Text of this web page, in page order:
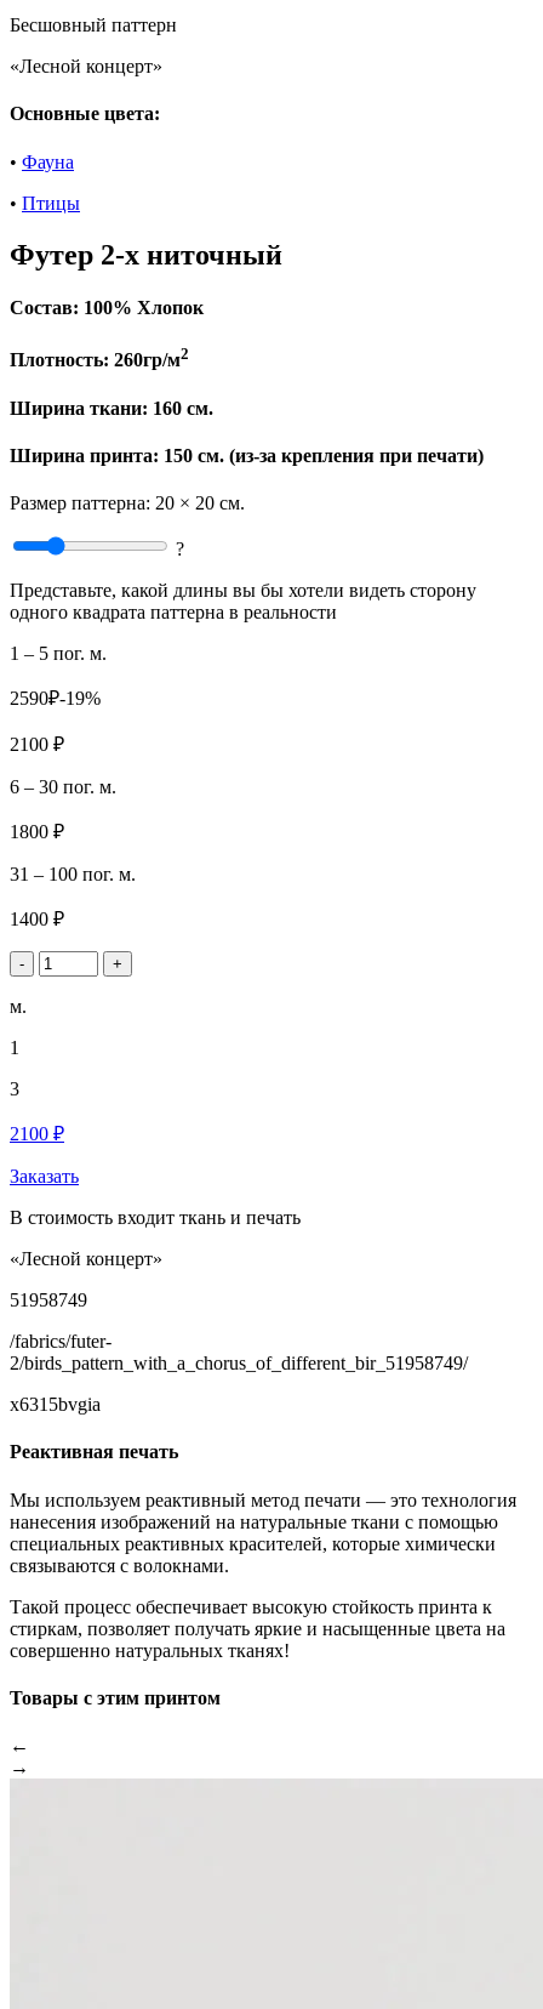
Бесшовный паттерн
«Лесной концерт»
Основные цвета:
• Фауна
• Птицы
Футер 2-х ниточный
Состав: 100% Хлопок
Плотность: 260гр/м2
Ширина ткани: 160 см.
Ширина принта: 150 см. (из-за крепления при печати)
Размер паттерна: 20 × 20 см.
?
Представьте, какой длины вы бы хотели видеть сторону
одного квадрата паттерна в реальности
1 – 5 пог. м.
2590₽-19%
2100 ₽
6 – 30 пог. м.
1800 ₽
31 – 100 пог. м.
1400 ₽
- +
м.
1
3
2100 ₽
Заказать
В стоимость входит ткань и печать
«Лесной концерт»
51958749
/fabrics/futer-
2/birds_pattern_with_a_chorus_of_different_bir_51958749/
x6315bvgia
Реактивная печать
Мы используем реактивный метод печати — это технология
нанесения изображений на натуральные ткани с помощью
специальных реактивных красителей, которые химически
связываются с волокнами.
Такой процесс обеспечивает высокую стойкость принта к
стиркам, позволяет получать яркие и насыщенные цвета на
совершенно натуральных тканях!
Товары с этим принтом
←
→